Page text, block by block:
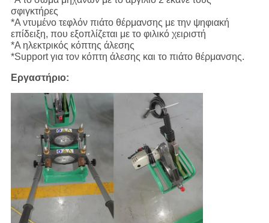
σφιγκτήρες
*A ντυμένο τεφλόν πιάτο θέρμανσης με την ψηφιακή
επίδειξη, που εξοπλίζεται με το φιλικό χειριστή
*A ηλεκτρικός κόπτης άλεσης
*Support για τον κόπτη άλεσης και το πιάτο θέρμανσης.
Εργαστήριο: